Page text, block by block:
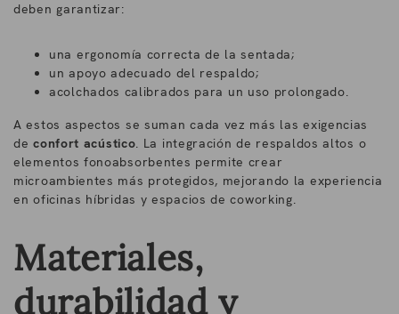
deben garantizar:
una ergonomía correcta de la sentada;
un apoyo adecuado del respaldo;
acolchados calibrados para un uso prolongado.
A estos aspectos se suman cada vez más las exigencias
deconfort acústico. La integración de respaldos altos o
elementos fonoabsorbentes permite crear
microambientes más protegidos, mejorando la experiencia
en oficinas híbridas y espacios de coworking.
Materiales,
durabilidad y